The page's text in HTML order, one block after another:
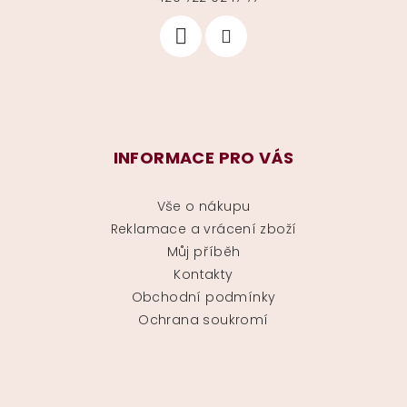
INFORMACE PRO VÁS
Vše o nákupu
Reklamace a vrácení zboží
Můj příběh
Kontakty
Obchodní podmínky
Ochrana soukromí